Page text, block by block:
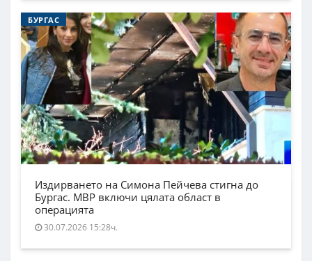
БУРГАС
Издирването на Симона Пейчева стигна до
Бургас. МВР включи цялата област в
операцията
30.07.2026 15:28ч.